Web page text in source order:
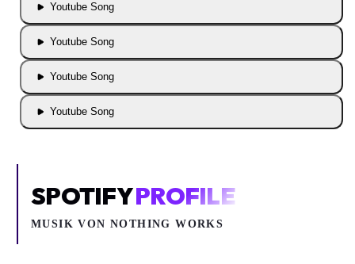
Youtube Song
Youtube Song
Youtube Song
Youtube Song
SPOTIFYPROFILE
MUSIK VONNOTHING WORKS